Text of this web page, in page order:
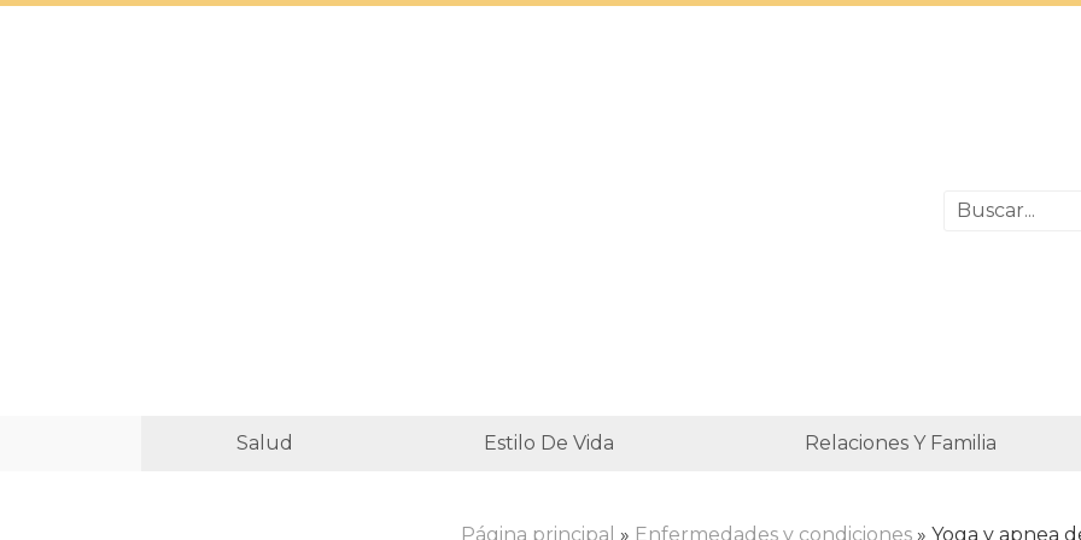
Salud Estilo De Vida Relaciones Y Familia
Página principal » Enfermedades y condiciones » Yoga y apnea